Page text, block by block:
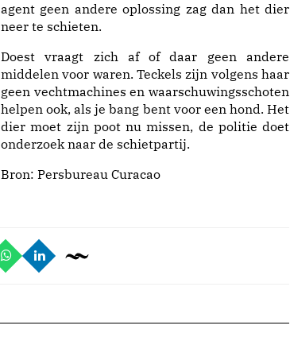
agent geen andere oplossing zag dan het dier
neer te schieten.
Doest vraagt zich af of daar geen andere
middelen voor waren. Teckels zijn volgens haar
geen vechtmachines en waarschuwingsschoten
helpen ook, als je bang bent voor een hond. Het
dier moet zijn poot nu missen, de politie doet
onderzoek naar de schietpartij.
Bron: Persbureau Curacao